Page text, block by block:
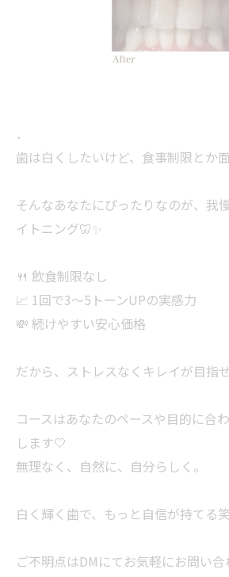
．
歯は白くしたいけど、食事制限とか
そんなあなたにぴったりなのが、我
イトニング🦷✨
🍴 飲食制限なし
📈 1回で3〜5トーンUPの実感力
💸 続けやすい安心価格
だから、ストレスなくキレイが目指
コースはあなたのペースや目的に合
します🤍
無理なく、自然に、自分らしく。
白く輝く歯で、もっと自信が持てる
ご不明点はDMにてお気軽にお問い